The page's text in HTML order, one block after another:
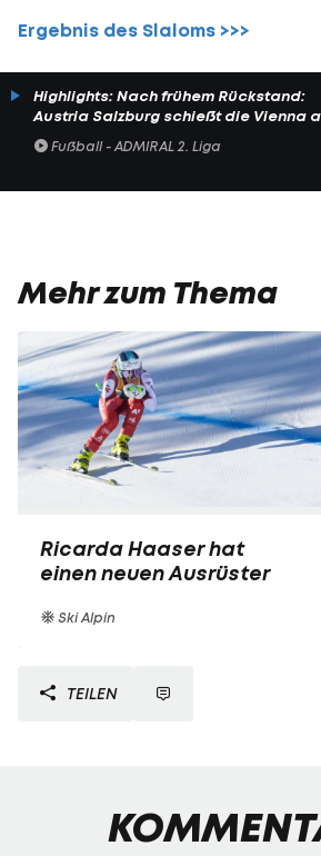
Ergebnis des Slaloms >>>
Highlights: Nach frühem Rückstand:
Austria Salzburg schießt die Vienna
Fußball - ADMIRAL 2. Liga
Mehr zum Thema
Ricarda Haaser hat
einen neuen Ausrüster
Ski Alpin
TEILEN